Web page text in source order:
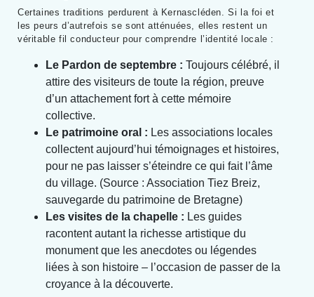
Certaines traditions perdurent à Kernascléden. Si la foi et
les peurs d’autrefois se sont atténuées, elles restent un
véritable fil conducteur pour comprendre l’identité locale :
Le Pardon de septembre : Toujours célébré, il
attire des visiteurs de toute la région, preuve
d’un attachement fort à cette mémoire
collective.
Le patrimoine oral : Les associations locales
collectent aujourd’hui témoignages et histoires,
pour ne pas laisser s’éteindre ce qui fait l’âme
du village. (Source : Association Tiez Breiz,
sauvegarde du patrimoine de Bretagne)
Les visites de la chapelle : Les guides
racontent autant la richesse artistique du
monument que les anecdotes ou légendes
liées à son histoire – l’occasion de passer de la
croyance à la découverte.